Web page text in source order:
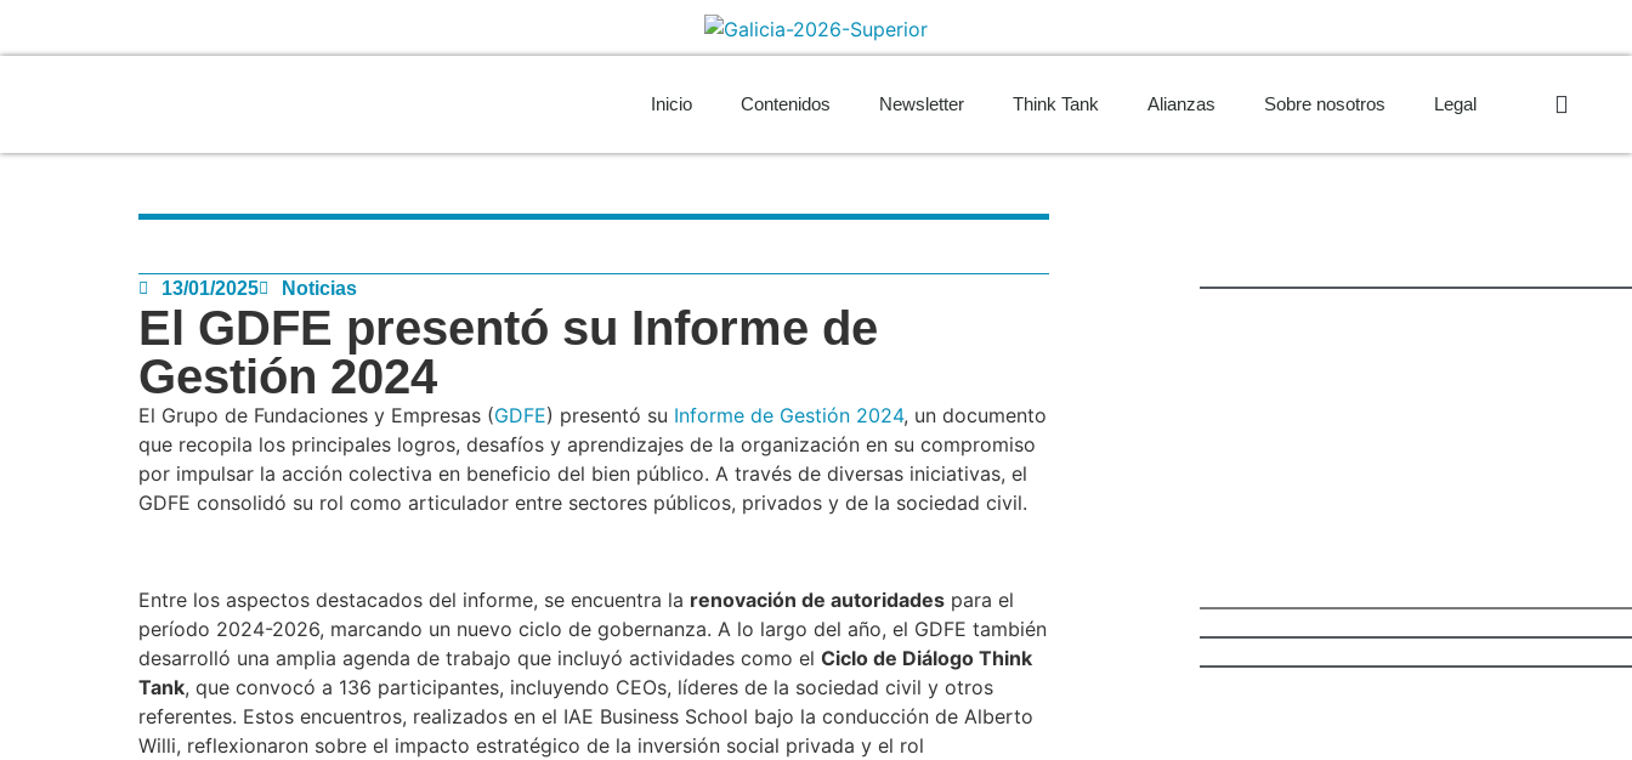
Inicio Contenidos Newsletter Think Tank Alianzas Sobre nosotros Legal
13/01/2025 Noticias
El GDFE presentó su Informe de
Gestión 2024
El Grupo de Fundaciones y Empresas (GDFE) presentó su Informe de Gestión 2024, un documento
que recopila los principales logros, desafíos y aprendizajes de la organización en su compromiso
por impulsar la acción colectiva en beneficio del bien público. A través de diversas iniciativas, el
GDFE consolidó su rol como articulador entre sectores públicos, privados y de la sociedad civil.
Entre los aspectos destacados del informe, se encuentra la renovación de autoridades para el
período 2024-2026, marcando un nuevo ciclo de gobernanza. A lo largo del año, el GDFE también
desarrolló una amplia agenda de trabajo que incluyó actividades como elCiclo de Diálogo Think
Tank, que convocó a 136 participantes, incluyendo CEOs, líderes de la sociedad civil y otros
referentes. Estos encuentros, realizados en el IAE Business School bajo la conducción de Alberto
Willi, reflexionaron sobre el impacto estratégico de la inversión social privada y el rol